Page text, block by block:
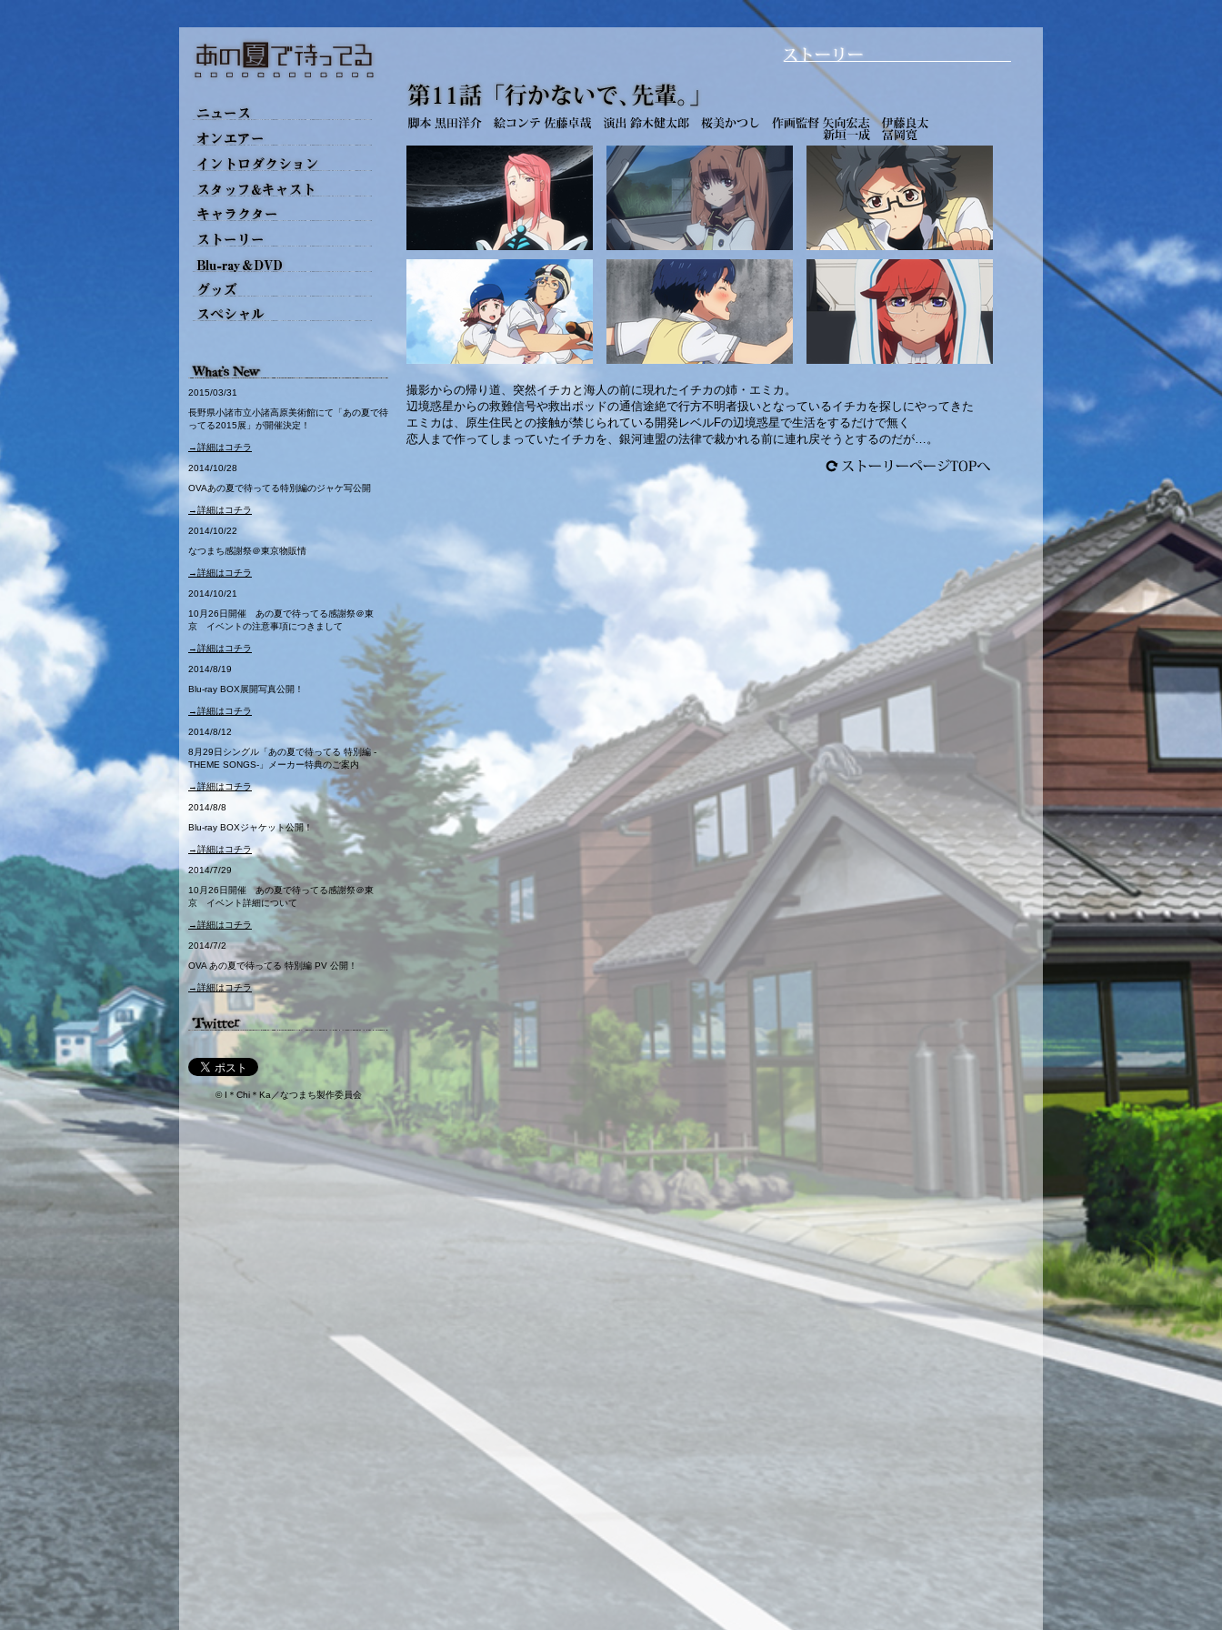
2015/03/31
長野県小諸市立小諸高原美術館にて「あの夏で待
ってる2015展」が開催決定！
→詳細はコチラ
2014/10/28
OVAあの夏で待ってる特別編のジャケ写公開
→詳細はコチラ
2014/10/22
なつまち感謝祭＠東京物販情
→詳細はコチラ
2014/10/21
10月26日開催 あの夏で待ってる感謝祭＠東
京 イベントの注意事項につきまして
→詳細はコチラ
2014/8/19
Blu-ray BOX展開写真公開！
→詳細はコチラ
2014/8/12
8月29日シングル「あの夏で待ってる 特別編 -
THEME SONGS-」メーカー特典のご案内
→詳細はコチラ
2014/8/8
Blu-ray BOXジャケット公開！
→詳細はコチラ
2014/7/29
10月26日開催 あの夏で待ってる感謝祭＠東
京 イベント詳細について
→詳細はコチラ
2014/7/2
OVA あの夏で待ってる 特別編 PV 公開！
→詳細はコチラ
© I＊Chi＊Ka／なつまち製作委員会
撮影からの帰り道、突然イチカと海人の前に現れたイチカの姉・エミカ。
辺境惑星からの救難信号や救出ポッドの通信途絶で行方不明者扱いとなっているイチカを探しにやってきた
エミカは、原生住民との接触が禁じられている開発レベルFの辺境惑星で生活をするだけで無く
恋人まで作ってしまっていたイチカを、銀河連盟の法律で裁かれる前に連れ戻そうとするのだが…。